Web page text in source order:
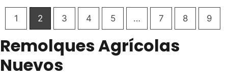
1 2 3 4 5 … 7 8 9
Remolques Agrícolas
Nuevos